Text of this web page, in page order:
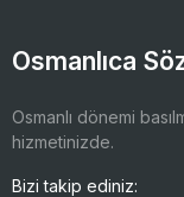
Osmanlıca
Osmanlı dönemi
hizmetinizde.
Bizi takip ediniz: